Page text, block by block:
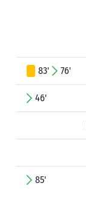
83' 76'
46'
85'